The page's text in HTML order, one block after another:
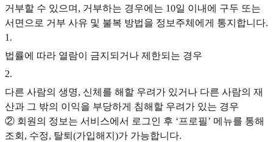
거부할 수 있으며, 거부하는 경우에는 10일 이내에 구두 또는
서면으로 거부 사유 및 불복 방법을 정보주체에게 통지합니다.
1 .
법률에 따라 열람이 금지되거나 제한되는 경우
2.
다른 사람의 생명, 신체를 해할 우려가 있거나 다른 사람의 재
산과 그 밖의 이익을 부당하게 침해할 우려가 있는 경우
② 회원의 정보는 서비스에서 로그인 후 ‘프로필’ 메뉴를 통해
조회, 수정, 탈퇴(가입해지)가 가능합니다.